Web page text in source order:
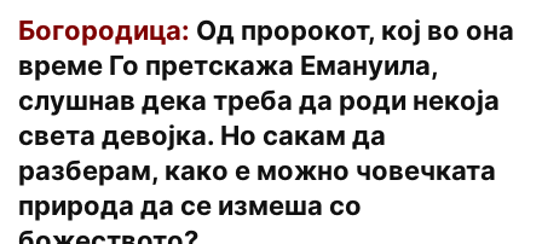
Богородица: Од пророкот, кој во она
време Го претскажа Емануила,
слушнав дека треба да роди некоја
света девојка. Но сакам да
разберам, како е можно човечката
природа да се измеша со